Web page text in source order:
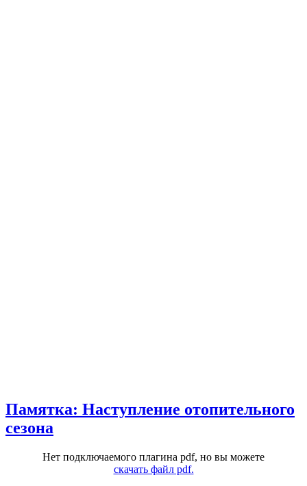
Памятка: Наступление отопительного
сезона
Нет подключаемого плагина pdf, но вы можете
скачать файл pdf.